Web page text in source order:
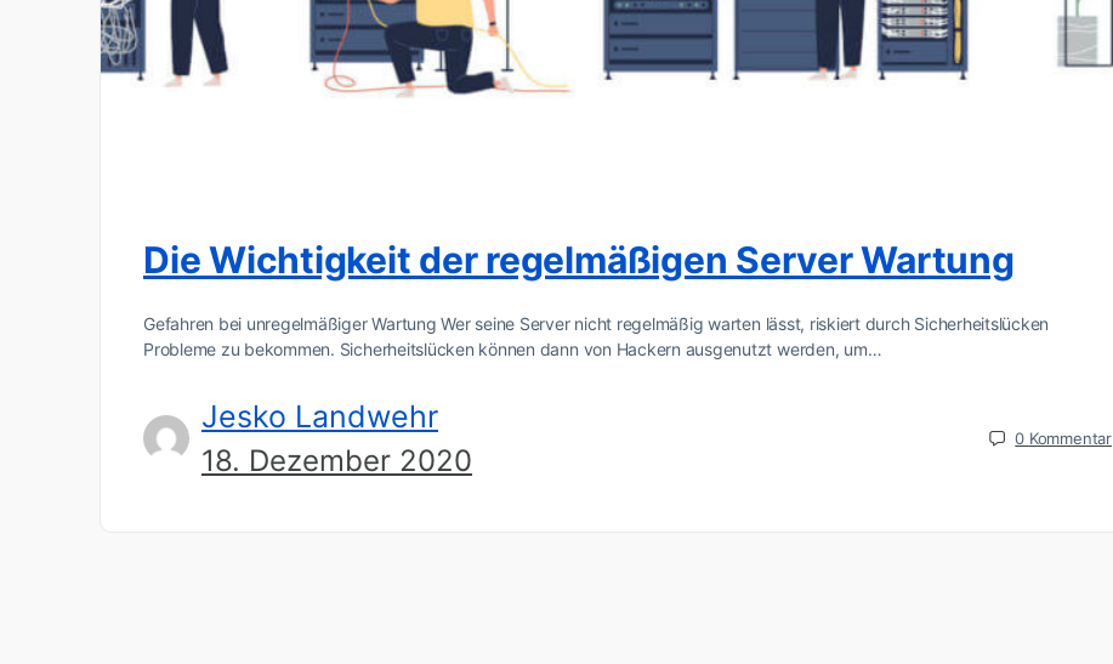
Die Wichtigkeit der regelmäßigen Server Wartung
Gefahren bei unregelmäßiger Wartung Wer seine Server nicht regelmäßig warten lässt, riskiert durch Sicherheitslücken
Probleme zu bekommen. Sicherheitslücken können dann von Hackern ausgenutzt werden, um…
Jesko Landwehr
18. Dezember 2020
0 Kommentar